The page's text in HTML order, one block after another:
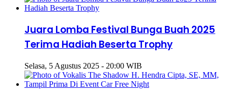
Juara Lomba Festival Bunga Buah 2025
Terima Hadiah Beserta Trophy
Selasa, 5 Agustus 2025 - 20:00 WIB